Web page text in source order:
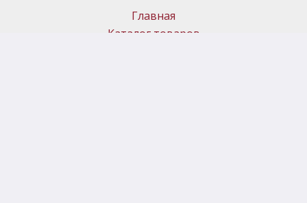
Главная
Каталог товаров